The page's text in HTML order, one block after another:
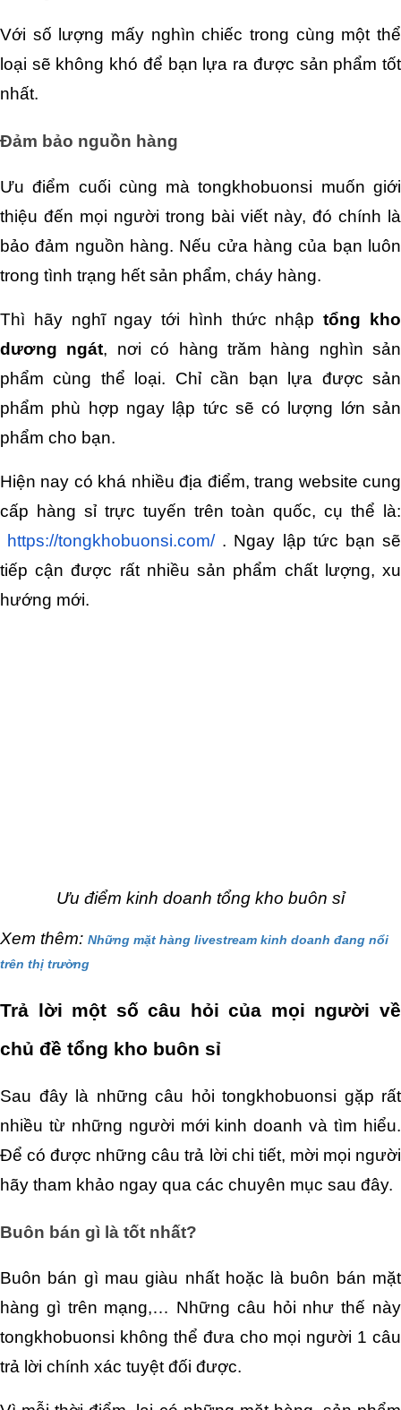
Với số lượng mấy nghìn chiếc trong cùng một thể
loại sẽ không khó để bạn lựa ra được sản phẩm tốt
nhất.
Đảm bảo nguồn hàng
Ưu điểm cuối cùng mà tongkhobuonsi muốn giới
thiệu đến mọi người trong bài viết này, đó chính là
bảo đảm nguồn hàng. Nếu cửa hàng của bạn luôn
trong tình trạng hết sản phẩm, cháy hàng.
Thì hãy nghĩ ngay tới hình thức nhập tổng kho
dương ngát, nơi có hàng trăm hàng nghìn sản
phẩm cùng thể loại. Chỉ cần bạn lựa được sản
phẩm phù hợp ngay lập tức sẽ có lượng lớn sản
phẩm cho bạn.
Hiện nay có khá nhiều địa điểm, trang website cung
cấp hàng sỉ trực tuyến trên toàn quốc, cụ thể là:
https://tongkhobuonsi.com/ . Ngay lập tức bạn sẽ
tiếp cận được rất nhiều sản phẩm chất lượng, xu
hướng mới.
Ưu điểm kinh doanh tổng kho buôn sỉ
Xem thêm: Những mặt hàng livestream kinh doanh đang nổi
trên thị trường
Trả lời một số câu hỏi của mọi người về
chủ đề tổng kho buôn sỉ
Sau đây là những câu hỏi tongkhobuonsi gặp rất
nhiều từ những người mới kinh doanh và tìm hiểu.
Để có được những câu trả lời chi tiết, mời mọi người
hãy tham khảo ngay qua các chuyên mục sau đây.
Buôn bán gì là tốt nhất?
Buôn bán gì mau giàu nhất hoặc là buôn bán mặt
hàng gì trên mạng,… Những câu hỏi như thế này
tongkhobuonsi không thể đưa cho mọi người 1 câu
trả lời chính xác tuyệt đối được.